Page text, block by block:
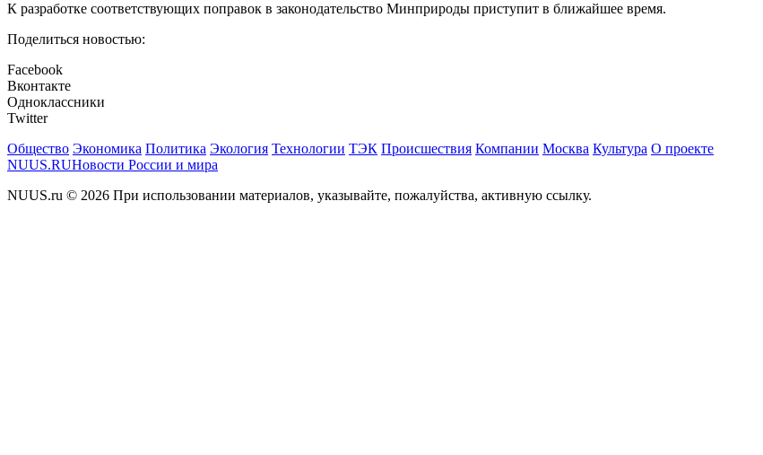
К разработке соответствующих поправок в законодательство Минприроды приступит в ближайшее время.
Поделиться новостью:
Facebook
Вконтакте
Одноклассники
Twitter
Общество Экономика Политика Экология Технологии ТЭК Происшествия Компании Москва Культура О проекте
NUUS.RUНовости России и мира
NUUS.ru © 2026 При использовании материалов, указывайте, пожалуйства, активную ссылку.